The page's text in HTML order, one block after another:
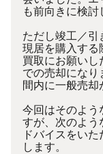
も前向きに検討
ただし竣工／引
現居を購入する
買取にお願いし
での売却になり
間内に一般売却
今回はそのよう
すが、次のよう
ドバイスをい
します。